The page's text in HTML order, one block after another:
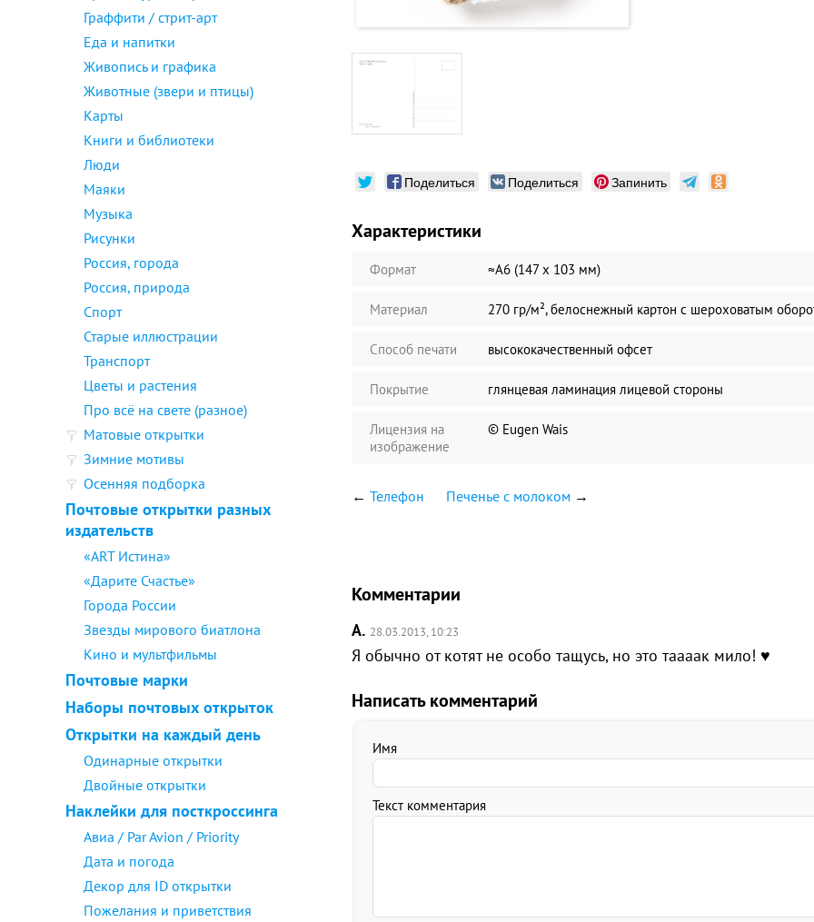
Граффити / стрит-арт
Еда и напитки
Живопись и графика
Животные (звери и птицы)
Карты
Книги и библиотеки
Люди
Маяки
Музыка
Рисунки
Россия, города
Россия, природа
Спорт
Старые иллюстрации
Транспорт
Цветы и растения
Про всё на свете (разное)
Матовые открытки
Зимние мотивы
Осенняя подборка
Почтовые открытки разных
издательств
«ART Истина»
«Дарите Счастье»
Города России
Звезды мирового биатлона
Кино и мультфильмы
Почтовые марки
Наборы почтовых открыток
Открытки на каждый день
Одинарные открытки
Двойные открытки
Наклейки для посткроссинга
Авиа / Par Avion / Priority
Дата и погода
Декор для ID открытки
Пожелания и приветствия
Поделиться Поделиться Запинить
Характеристики
Формат ≈А6 (147 х 103 мм)
Материал 270 гр/м², белоснежный картон с шероховатым
Способ печати высококачественный офсет
Покрытие глянцевая ламинация лицевой стороны
Лицензия на
изображение
© Eugen Wais
← Телефон Печенье с молоком →
Комментарии
А. 28.03.2013, 10:23
Я обычно от котят не особо тащусь, но это таааак мило! ♥
Написать комментарий
Имя
Текст комментария